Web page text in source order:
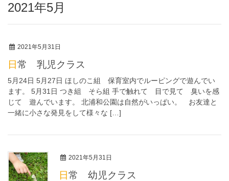
2021年5月
2021年5月31日
日常 乳児クラス
5月24日 5月27日 ほしのこ組 保育室内でルーピングで遊んでい
ます。 5月31日 つき組 そら組 手で触れて 目で見て 臭いを感
じて 遊んでいます。 北浦和公園は自然がいっぱい。 お友達と
一緒に小さな発見をして様々な […]
2021年5月31日
日常 幼児クラス